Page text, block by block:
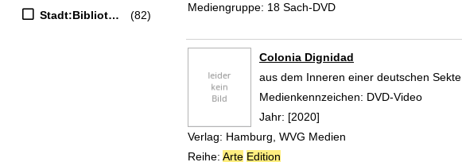
Stadt:Bibliothek
(82)
Mediengruppe: 18 Sach-DVD
Colonia Dignidad
aus dem Inneren einer deutschen Sekte
Suche nach diesem Verfasser
Medienkennzeichen: DVD-Video
Jahr: [2020]
Verlag: Hamburg, WVG Medien
Reihe: Arte Edition